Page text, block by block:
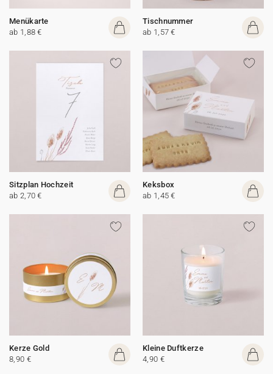
Menükarte
ab 1,88 €
Tischnummer
ab 1,57 €
Sitzplan Hochzeit
ab 2,70 €
Keksbox
ab 1,45 €
Kerze Gold
8,90 €
Kleine Duftkerze
4,90 €